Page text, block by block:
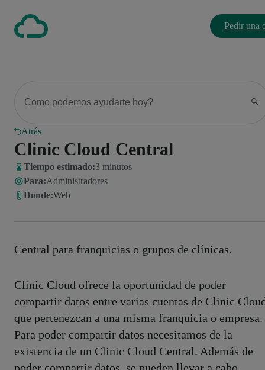
Pedir una
Atrás
Clinic Cloud Central
Tiempo estimado:3 minutos
Para:Administradores
Donde:Web
Central para franquicias o grupos de clínicas.
Clinic Cloud ofrece la oportunidad de poder
compartir datos entre varias cuentas de Clinic
que pertenezcan a una misma franquicia o empresa.
Para poder compartir datos necesitamos de la
existencia de un Clinic Cloud Central. Además de